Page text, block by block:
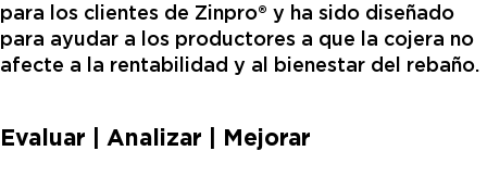
para los clientes de Zinpro® y ha sido diseñado
para ayudar a los productores a que la cojera no
afecte a la rentabilidad y al bienestar del rebaño.
Evaluar | Analizar | Mejorar